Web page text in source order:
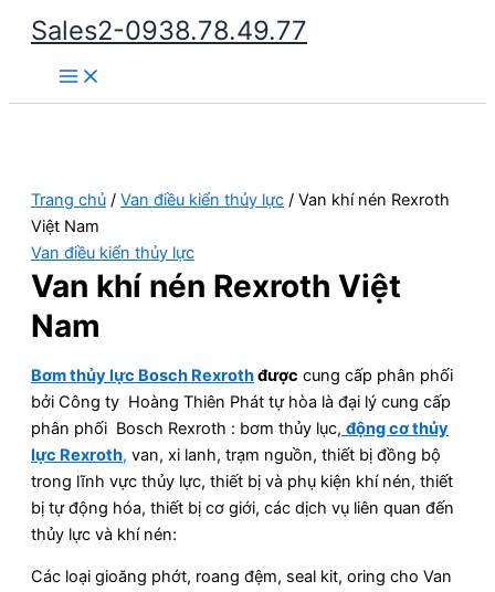
Nhảy
dung
Sales2-0938.78.49.77
Main
Menu
Trang chủ / Van điều kiển thủy lực / Van khí nén Rexroth
Việt Nam
Van điều kiển thủy lực
Van khí nén Rexroth Việt
Nam
Bơm thủy lực Bosch Rexrothđược cung cấp phân phối
bởi Công ty Hoàng Thiên Phát tự hòa là đại lý cung cấp
phân phối Bosch Rexroth : bơm thủy lục, động cơ thủy
lực Rexroth, van, xi lanh, trạm nguồn, thiết bị đồng bộ
trong lĩnh vực thủy lực, thiết bị và phụ kiện khí nén, thiết
bị tự động hóa, thiết bị cơ giới, các dịch vụ liên quan đến
thủy lực và khí nén:
Các loại gioăng phớt, roang đệm, seal kit, oring cho Van